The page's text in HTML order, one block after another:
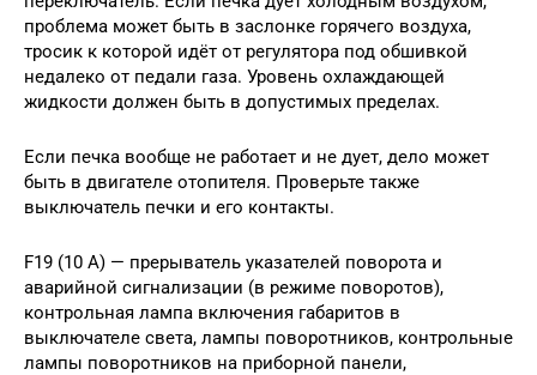
проблема может быть в заслонке горячего воздуха,
тросик к которой идёт от регулятора под обшивкой
недалеко от педали газа. Уровень охлаждающей
жидкости должен быть в допустимых пределах.
Если печка вообще не работает и не дует, дело может
быть в двигателе отопителя. Проверьте также
выключатель печки и его контакты.
F19 (10 А) — прерыватель указателей поворота и
аварийной сигнализации (в режиме поворотов),
контрольная лампа включения габаритов в
выключателе света, лампы поворотников, контрольные
лампы поворотников на приборной панели,